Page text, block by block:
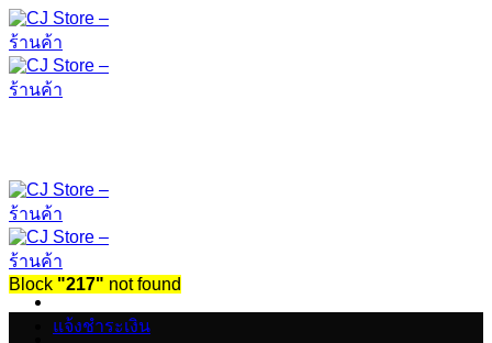
ข้าม
ไป
ยัง
เนื้อหา
Block "217" not found
แจ้งชำระเงิน